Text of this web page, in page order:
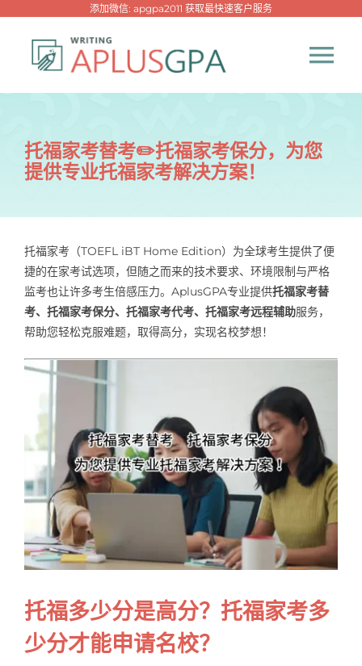
添加微信: apgpa2011 获取最快速客户服务
热门代写
网课专家
代写资讯 New！
Hot!
托福家考替考✏️托福家考保分，为您
提供专业托福家考解决方案！
托福家考（TOEFL iBT Home Edition）为全球考生提供了便
捷的在家考试选项，但随之而来的技术要求、环境限制与严格
监考也让许多考生倍感压力。AplusGPA专业提供托福家考替
考、托福家考保分、托福家考代考、托福家考远程辅助服务，
帮助您轻松克服难题，取得高分，实现名校梦想！
托福多少分是高分？托福家考多
少分才能申请名校？